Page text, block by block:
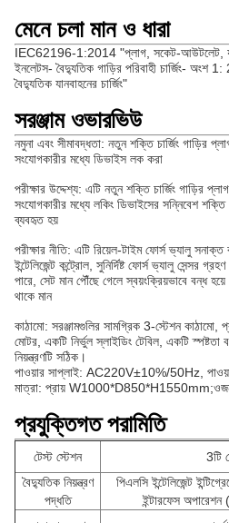
মেনে চলা মান ও ধারা
IEC62196-1:2014 "প্লাগ, সকেট-আউটলেট,
ইনলেটস- বৈদ্যুতিক গাড়ির পরিবাহী চার্জিং-
বৈদ্যুতিক যানবাহনের চার্জিং"
সরঞ্জাম ওভারভিউ
নমুনা এবং সীমাবদ্ধতা: নতুন শক্তি চার্জিং গাড়ির
সংযোগকারীর মধ্যে ডিভাইস লক করা
পরীক্ষার উদ্দেশ্য: এটি নতুন শক্তি চার্জিং গাড়ির
সংযোগকারীর মধ্যে লকিং ডিভাইসের সন্নিবেশ
ব্যবহৃত হয়
পরীক্ষার নীতি: এটি রিয়েল-টাইম ফোর্স ভ্যালু
ইন্টেলিজেন্ট কন্ট্রোল, সুনির্দিষ্ট ফোর্স ভ্যালু সেন্সর
পারে, সেট মান পৌঁছে গেলে স্বয়ংক্রিয়ভাবে বন্ধ
থাকে মান
কাঠামো: সরঞ্জামগুলির সামগ্রিক 3-স্টেশন কাঠামো,
মোটর, একটি নির্ভুল স্লাইডিং টেবিল, একটি স্পষ্টতা
নিয়ন্ত্রণটি সঠিক।
পাওয়ার সাপ্লাই: AC220V±10%/50Hz,
মাত্রা: প্রায়
প্রযুক্তিগত পরামিতি
টেস্ট স্টেশন
3টি
বৈদ্যুতিক নিয়ন্ত্রণ
পদ্ধতি
পিএলসি ইন্টেলিজেন্ট
ইন্টারফেস